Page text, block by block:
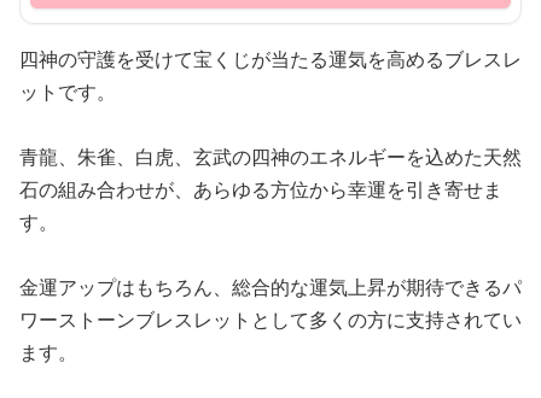
四神の守護を受けて宝くじが当たる運気を高めるブレスレ
ットです。
青龍、朱雀、白虎、玄武の四神のエネルギーを込めた天然
石の組み合わせが、あらゆる方位から幸運を引き寄せま
す。
金運アップはもちろん、総合的な運気上昇が期待できるパ
ワーストーンブレスレットとして多くの方に支持されてい
ます。